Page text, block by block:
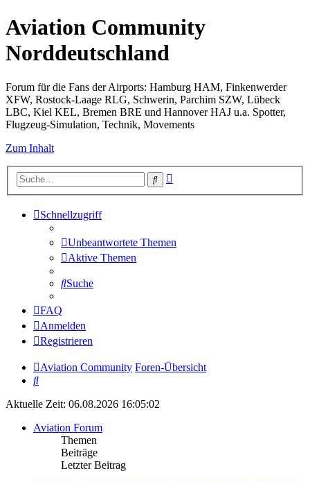
Aviation Community
Norddeutschland
Forum für die Fans der Airports: Hamburg HAM, Finkenwerder
XFW, Rostock-Laage RLG, Schwerin, Parchim SZW, Lübeck
LBC, Kiel KEL, Bremen BRE und Hannover HAJ u.a. Spotter,
Flugzeug-Simulation, Technik, Movements
Zum Inhalt
Suche
Schnellzugriff
Unbeantwortete Themen
Aktive Themen
Suche
FAQ
Anmelden
Registrieren
Aviation Community Foren-Übersicht
Suche
Aktuelle Zeit: 06.08.2026 16:05:02
Aviation Forum
Themen
Beiträge
Letzter Beitrag